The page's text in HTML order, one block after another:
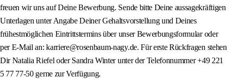
freuen wir uns auf Deine Bewerbung. Sende bitte Deine aussagekräftigen
Unterlagen unter Angabe Deiner Gehaltsvorstellung und Deines
frühestmöglichen Eintrittstermins über unser Bewerbungsformular oder
per E-Mail an: karriere@rosenbaum-nagy.de. Für erste Rückfragen stehen
Dir Natalia Riefel oder Sandra Winter unter der Telefonnummer +49 221
5 77 77-50 gerne zur Verfügung.